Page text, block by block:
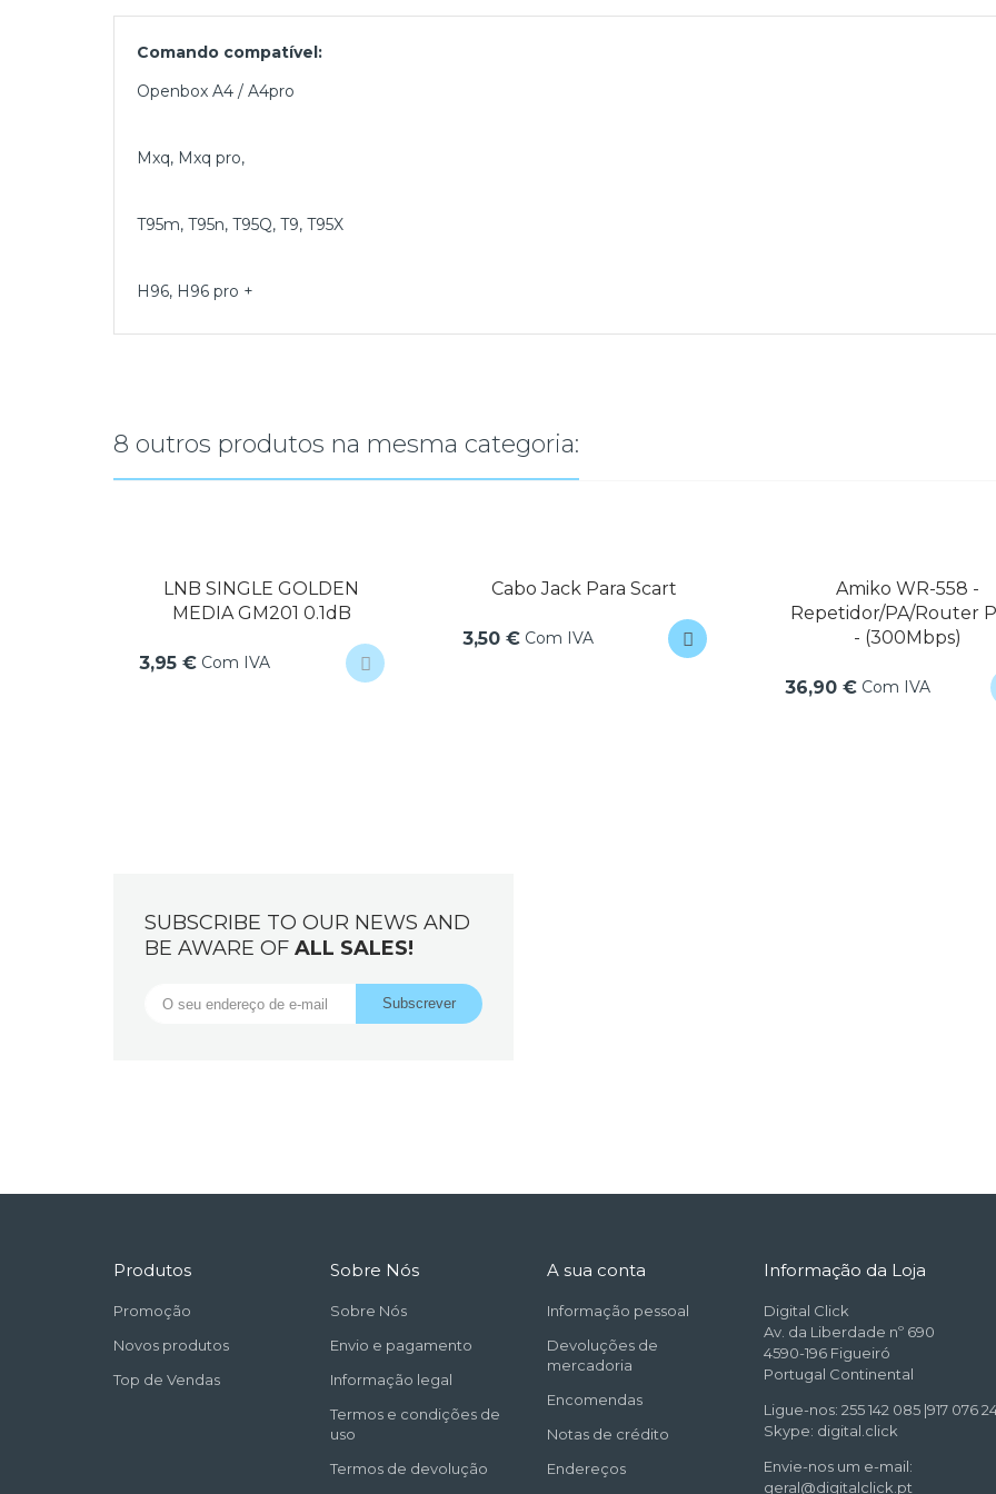
Comando compatível:
Openbox A4 / A4pro
Mxq, Mxq pro,
T95m, T95n, T95Q, T9, T95X
H96, H96 pro +
8 outros produtos na mesma categoria:
LNB SINGLE GOLDEN
MEDIA GM201 0.1dB
3,95 € Com IVA
Cabo Jack Para Scart
3,50 €Com IVA
Amiko WR-558 -
Repetidor/PA/Router
- (300Mbps)
36,90 €Com IVA
SUBSCRIBE TO OUR NEWS AND
BE AWARE OF ALL SALES!
Produtos
Promoção
Novos produtos
Top de Vendas
Sobre Nós
Sobre Nós
Envio e pagamento
Informação legal
Termos e condições de
uso
Termos de devolução
A sua conta
Informação pessoal
Devoluções de
mercadoria
Encomendas
Notas de crédito
Endereços
Informação da Loja
Digital Click
Av. da Liberdade nº 690
4590-196 Figueiró
Portugal Continental
Ligue-nos: 255 142 085 |917 076
Skype: digital.click
Envie-nos um e-mail:
geral@digitalclick.pt